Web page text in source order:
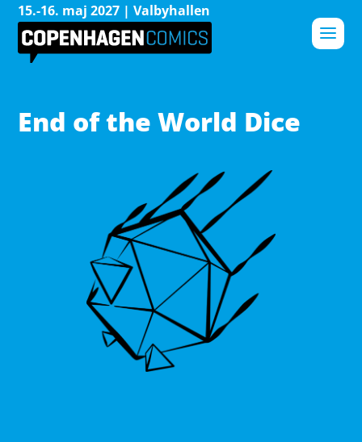
15.-16. maj 2027 | Valbyhallen
End of the World Dice